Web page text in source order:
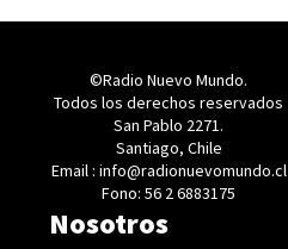
©Radio Nuevo Mundo.
Todos los derechos reservados
San Pablo 2271.
Santiago, Chile
Email : info@radionuevomundo.cl
Fono: 56 2 6883175
Nosotros